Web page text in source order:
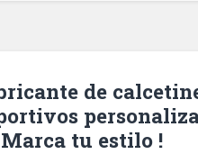
de
Marca tu estilo !